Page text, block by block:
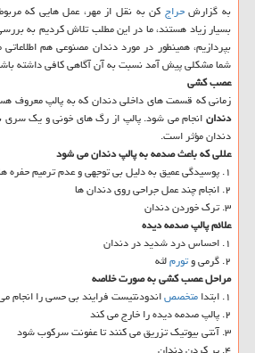
به گزارشحراج کن به نقل از مهر، عمل هایی که
بسیار زیاد هستند، ما در این مطلب تلاش کردیم به
بپردازیم، همینطور در مورد دندان مصنوعی هم
شما مشکلی پیش آمد نسبت به آن آگاهی کافی داشته
عصب کشی
زمانی که قسمت های داخلی دندان که به پالپ معروف
دندانانجام می شود. پالپ از رگ های خونی و یک
دندان مؤثر است.
عللی که باعث صدمه به پالپ دندان می شود
۱. پوسیدگی عمیق به دلیل بی توجهی و عدم ترمیم حفره های دندان
۲. انجام چند عمل جراحی روی دندان ها
۳. ترک خوردن دندان
علائم پالپ صدمه دیده
۱. احساس درد شدید در دندان
۲. گرمی و
تورملثه
مراحل عصب کشی به صورت خلاصه
۱. ابتدا
متخصصاندودنتیست فرایند بی حسی را انجام
۲. پالپ صدمه دیده را خارج می کند
۳. آنتی بیوتیک تزریق می کنند تا عفونت سرکوب شود